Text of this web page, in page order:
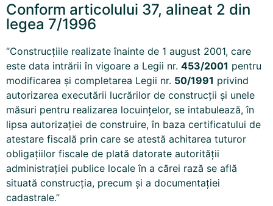
Conform articolului 37, alineat 2 din
legea 7/1996
“Construcţiile realizate înainte de 1 august 2001, care
este data intrării în vigoare a Legii nr. 453/2001 pentru
modificarea şi completarea Legii nr. 50/1991 privind
autorizarea executării lucrărilor de construcţii şi unele
măsuri pentru realizarea locuinţelor, se intabulează, în
lipsa autorizaţiei de construire, în baza certificatului de
atestare fiscală prin care se atestă achitarea tuturor
obligaţiilor fiscale de plată datorate autorităţii
administraţiei publice locale în a cărei rază se află
situată construcţia, precum şi a documentaţiei
cadastrale.”